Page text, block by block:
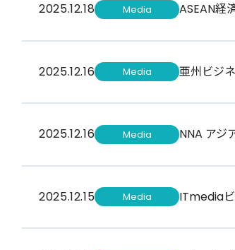
2025.12.18 Media ASEAN経
2025.12.16 Media 亜州ビジ
2025.12.16 Media NNA アジ
2025.12.15 Media ITmedia